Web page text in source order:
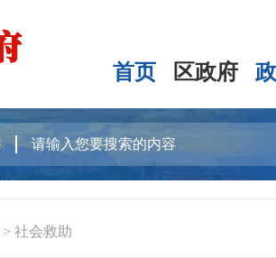
首页 区政府
> 社会救助